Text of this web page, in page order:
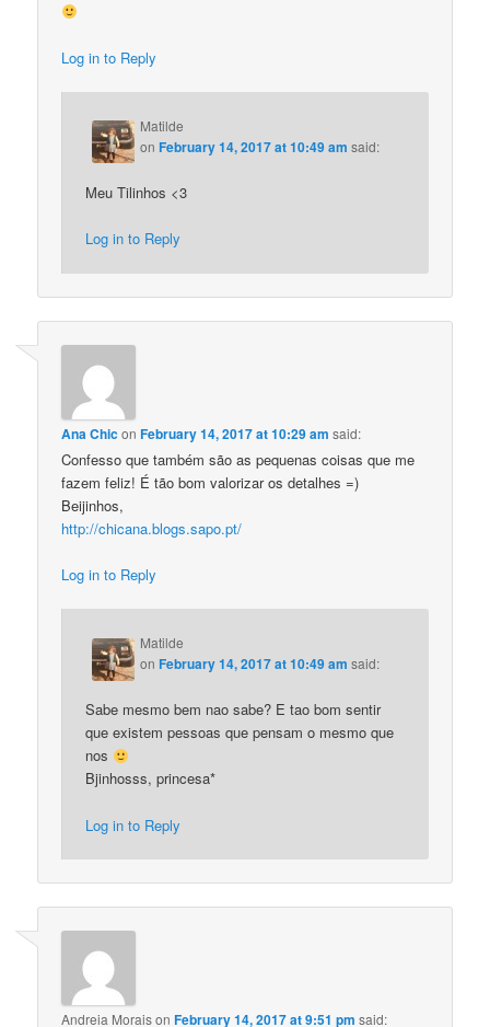
Log in to Reply
Matilde
onFebruary 14, 2017 at 10:49 am said:
Meu Tilinhos <3
Log in to Reply
Ana ChiconFebruary 14, 2017 at 10:29 am said:
Confesso que também são as pequenas coisas que me
fazem feliz! É tão bom valorizar os detalhes =)
Beijinhos,
http://chicana.blogs.sapo.pt/
Log in to Reply
Matilde
onFebruary 14, 2017 at 10:49 am said:
Sabe mesmo bem nao sabe? E tao bom sentir
que existem pessoas que pensam o mesmo que
nos
Bjinhosss, princesa*
Log in to Reply
Andreia MoraisonFebruary 14, 2017 at 9:51 pm said: